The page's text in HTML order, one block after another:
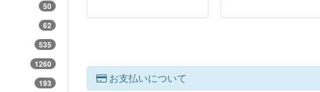
お支払いについて
50
62
535
1260
193